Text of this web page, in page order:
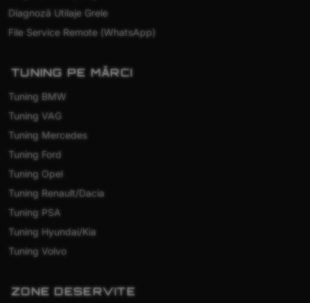
Diagnoză Utilaje Grele
File Service Remote (WhatsApp)
TUNING PE MĂRCI
Tuning BMW
Tuning VAG
Tuning Mercedes
Tuning Ford
Tuning Opel
Tuning Renault/Dacia
Tuning PSA
Tuning Hyundai/Kia
Tuning Volvo
ZONE DESERVITE